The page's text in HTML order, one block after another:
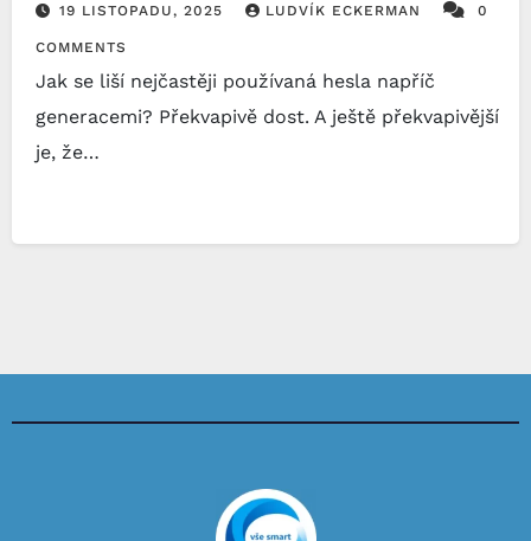
19 LISTOPADU, 2025 LUDVÍK ECKERMAN 0
COMMENTS
Jak se liší nejčastěji používaná hesla napříč
generacemi? Překvapivě dost. A ještě překvapivější
je, že…